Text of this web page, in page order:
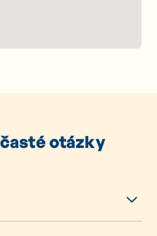
otázky